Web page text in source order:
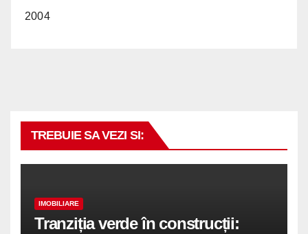
2004
TREBUIE SA VEZI SI:
IMOBILIARE
Tranziția verde în construcții: